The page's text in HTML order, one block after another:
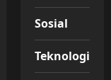
Sosial
Teknologi